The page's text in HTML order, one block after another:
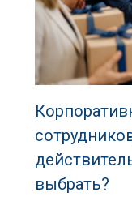
выбрать?